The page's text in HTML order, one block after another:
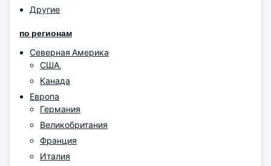
Другие
по регионам
Северная Америка
США.
Канада
Европа
Германия
Великобритания
Франция
Италия